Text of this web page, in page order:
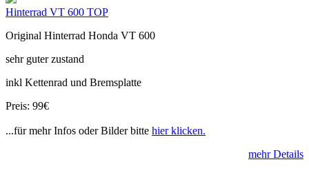
Hinterrad VT 600 TOP
Original Hinterrad Honda VT 600
sehr guter zustand
inkl Kettenrad und Bremsplatte
Preis: 99€
...für mehr Infos oder Bilder bitte hier klicken.
mehr Details